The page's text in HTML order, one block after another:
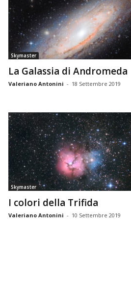
Skymaster
La Galassia di Andromeda
Valeriano Antonini - 18 Settembre 2019
Skymaster
I colori della Trifida
Valeriano Antonini - 10 Settembre 2019